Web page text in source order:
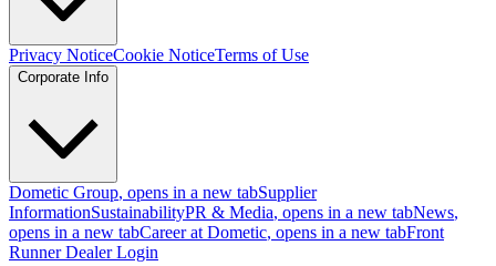
Privacy NoticeCookie NoticeTerms of Use
Corporate Info
Dometic Group, opens in a new tabSupplier
InformationSustainabilityPR & Media, opens in a new tabNews,
opens in a new tabCareer at Dometic, opens in a new tabFront
Runner Dealer Login